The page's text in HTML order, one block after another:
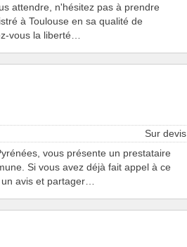
attendre, n'hésitez pas à prendre
à Toulouse en sa qualité de
vous la liberté…
Sur devis
vous présente un prestataire
Si vous avez déjà fait appel à ce
avis et partager…